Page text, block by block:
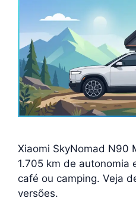
Xiaomi SkyNomad N90
1.705 km de autonomia
café ou camping. Veja
versões.